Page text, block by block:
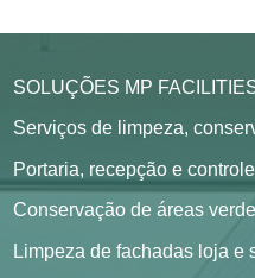
SOLUÇÕES MP
Serviços de limpeza,
Portaria, recepção e
Conservação de áreas
Limpeza de fachadas loja e